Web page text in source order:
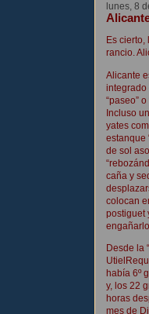
lunes, 8
Es
rancio.
Alicante
integrado
“paseo”
Incluso
yates
estanque
de sol
caña y
colocan
postiguet
Desde la
había 6º
y, los 22
horas
mes de